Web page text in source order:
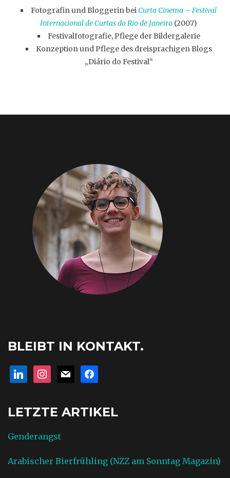
Fotografin und Bloggerin beiCurta Cinema – Festival
Internacional de Curtas do Rio de Janeiro (2007)
Festivalfotografie, Pflege der Bildergalerie
Konzeption und Pflege des dreisprachigen Blogs
„Diário do Festival“
BLEIBT IN KONTAKT.
linkedininstagram
mail facebook
LETZTE ARTIKEL
Genderangst
Arabischer Bierfrühling (NZZ am Sonntag Magazin)